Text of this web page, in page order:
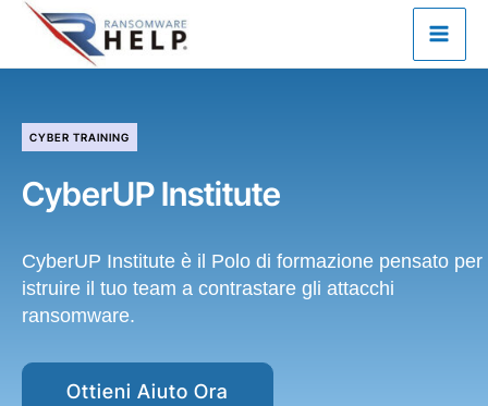
CYBER TRAINING
CyberUP Institute
CyberUP Institute è il Polo di formazione pensato per
istruire il tuo team a contrastare gli attacchi
ransomware.
Ottieni Aiuto Ora